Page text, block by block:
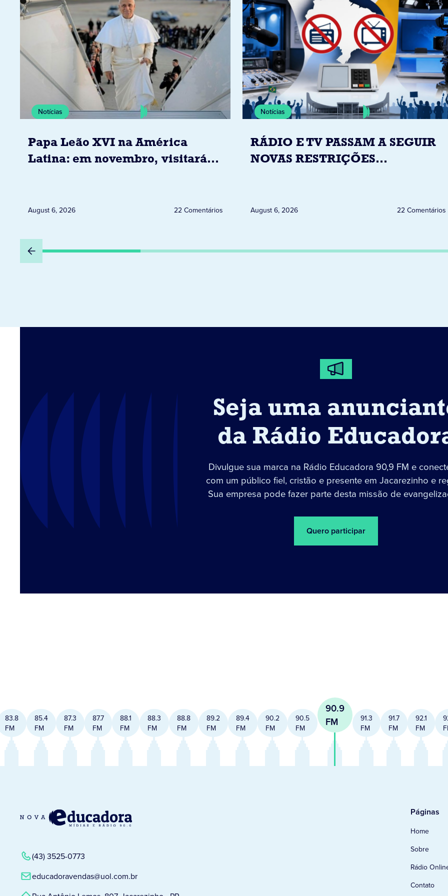
Notícias
Papa Leão XVI na América
Latina: em novembro, visitará
August 6, 2026 22 Comentários
Notícias
RÁDIO E TV PASSAM A SEGUIR
NOVAS RESTRIÇÕES
August 6, 2026 22 Comentários
Seja uma
da Rádio
Divulgue sua marca na Rádio Educadora 90,9 FM e
com um público fiel, cristão e presente em Jacarezinho e
Sua empresa pode fazer parte desta missão de
Quero participar
83.8
FM
85.4
FM
87.3
FM
87.7
FM
88.1
FM
88.3
FM
88.8
FM
89.2
FM
89.4
FM
90.2
FM
90.5
FM
90.9
FM
91.3
FM
91.7
FM
92.1
FM
(43) 3525-0773
educadoravendas@uol.com.br
Páginas
Home
Sobre
Rádio
Contato